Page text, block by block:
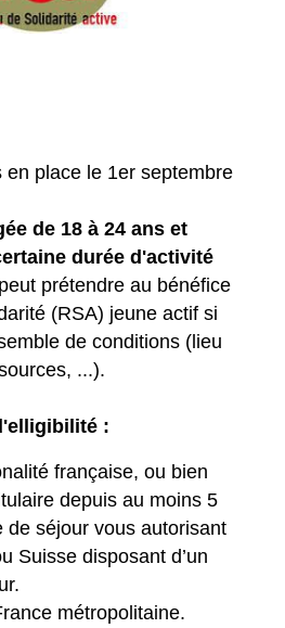
en place le 1er septembre
de 18 à 24 ans et
durée d'activité
peut prétendre au bénéfice
(RSA) jeune actif si
de conditions (lieu
...).
:
française, ou bien
depuis au moins 5
de séjour vous autorisant
Suisse disposant d’un
métropolitaine.